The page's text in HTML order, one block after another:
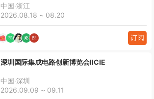
中国·浙江
2026.08.18 ~ 08.20
订阅
深圳国际集成电路创新博览会IICIE
中国·深圳
2026.09.09 ~ 09.11